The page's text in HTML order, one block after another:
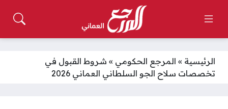
الرئيسية » المرجع الحكومي » شروط القبول في
تخصصات سلاح الجو السلطاني العماني 2026